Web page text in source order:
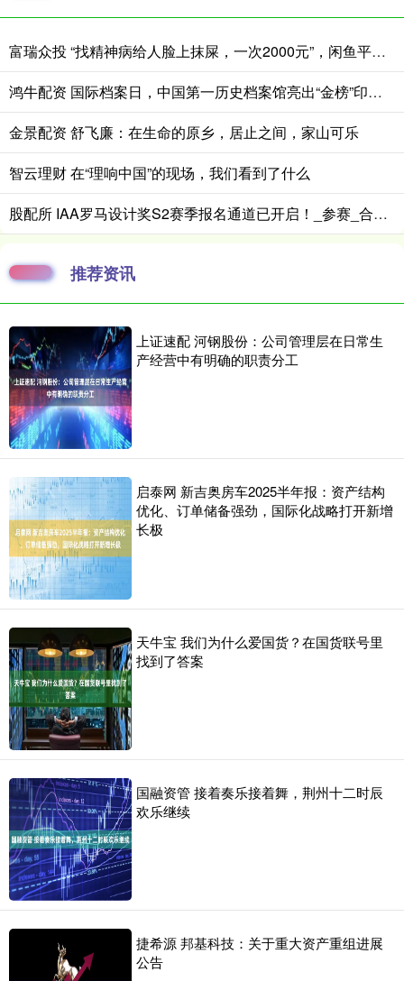
富瑞众投 “找精神病给人脸上抹屎，一次2000元”，闲鱼平台现明码标价交易链接“只要你钱到位，就有人给你办”，平台回应：建议举报
鸿牛配资 国际档案日，中国第一历史档案馆亮出“金榜”印章送祝福
金景配资 舒飞廉：在生命的原乡，居止之间，家山可乐
智云理财 在“理响中国”的现场，我们看到了什么
股配所 IAA罗马设计奖S2赛季报名通道已开启！_参赛_合作_作品
推荐资讯
上证速配 河钢股份：公司管理层在日常生
产经营中有明确的职责分工
启泰网 新吉奥房车2025半年报：资产结构
优化、订单储备强劲，国际化战略打开新增
长极
天牛宝 我们为什么爱国货？在国货联号里
找到了答案
国融资管 接着奏乐接着舞，荆州十二时辰
欢乐继续
捷希源 邦基科技：关于重大资产重组进展
公告